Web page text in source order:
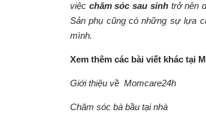
việc chăm sóc sau sinhtrở nên
Sản phụ cũng có những sự lựa
mình.
Xem thêm các bài viết khác tại
Giới thiệu về Momcare24h
Chăm sóc bà bầu tại nhà